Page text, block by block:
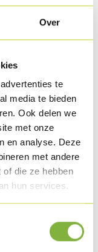
Over
te
media te bieden
Ook delen we
met onze
en analyse. Deze
met andere
die ze hebben
hun services.
bois